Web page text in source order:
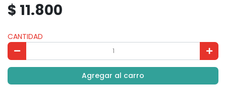
$ 11.800
CANTIDAD
Agregar al carro